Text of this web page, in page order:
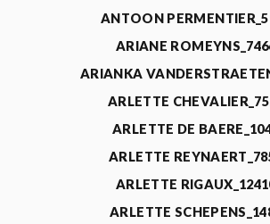
ANTOON
ARIANE
ARIANKA
ARLETTE
ARLETTE DE
ARLETTE
ARLETTE
ARLETTE